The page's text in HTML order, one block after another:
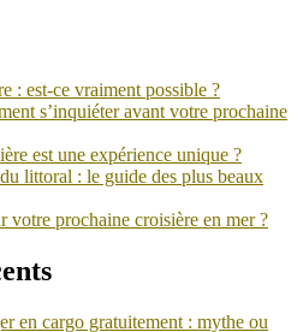
: est-ce vraiment possible ?
s’inquiéter avant votre prochaine
est une expérience unique ?
littoral : le guide des plus beaux
prochaine croisière en mer ?
en cargo gratuitement : mythe ou